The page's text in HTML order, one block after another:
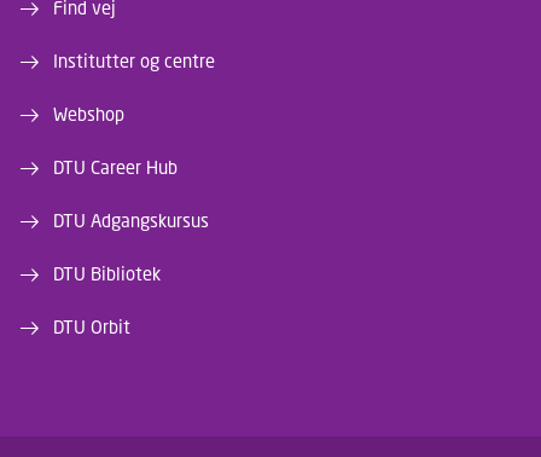
Find vej
Institutter og centre
Webshop
DTU Career Hub
DTU Adgangskursus
DTU Bibliotek
DTU Orbit